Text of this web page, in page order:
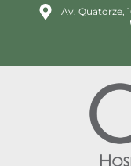
Av. Quatorze,